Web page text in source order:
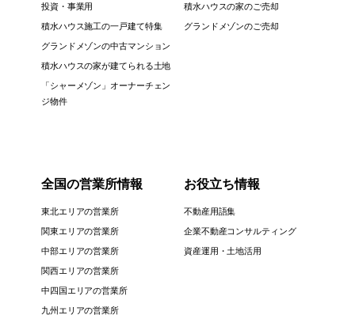
投資・事業用
積水ハウス施工の一戸建て特集
グランドメゾンの中古マンション
積水ハウスの家が建てられる土地
「シャーメゾン」オーナーチェン
ジ物件
積水ハウスの家のご売却
グランドメゾンのご売却
全国の営業所情報
東北エリアの営業所
関東エリアの営業所
中部エリアの営業所
関西エリアの営業所
中四国エリアの営業所
九州エリアの営業所
お役立ち情報
不動産用語集
企業不動産コンサルティング
資産運用・土地活用